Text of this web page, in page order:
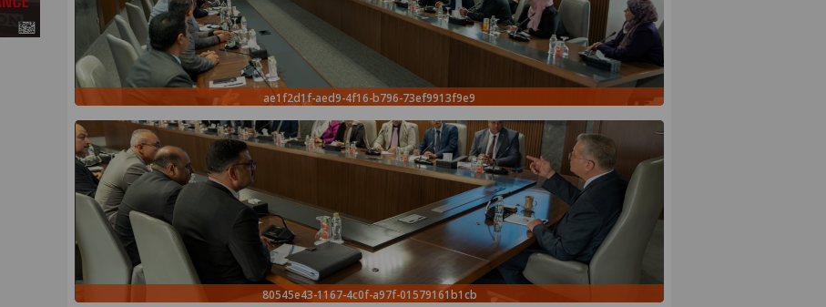
ae1f2d1f-aed9-4f16-b796-73ef9913f9e9
80545e43-1167-4c0f-a97f-01579161b1cb